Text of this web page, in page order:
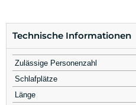
Technische Informationen
Zulässige Personenzahl
Schlafplätze
Länge